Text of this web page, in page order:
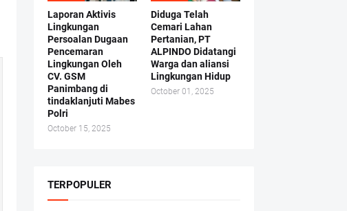
Laporan Aktivis
Lingkungan
Persoalan Dugaan
Pencemaran
Lingkungan Oleh
CV. GSM
Panimbang di
tindaklanjuti Mabes
Polri
October 15, 2025
Diduga Telah
Cemari Lahan
Pertanian, PT
ALPINDO Didatangi
Warga dan aliansi
Lingkungan Hidup
October 01, 2025
TERPOPULER